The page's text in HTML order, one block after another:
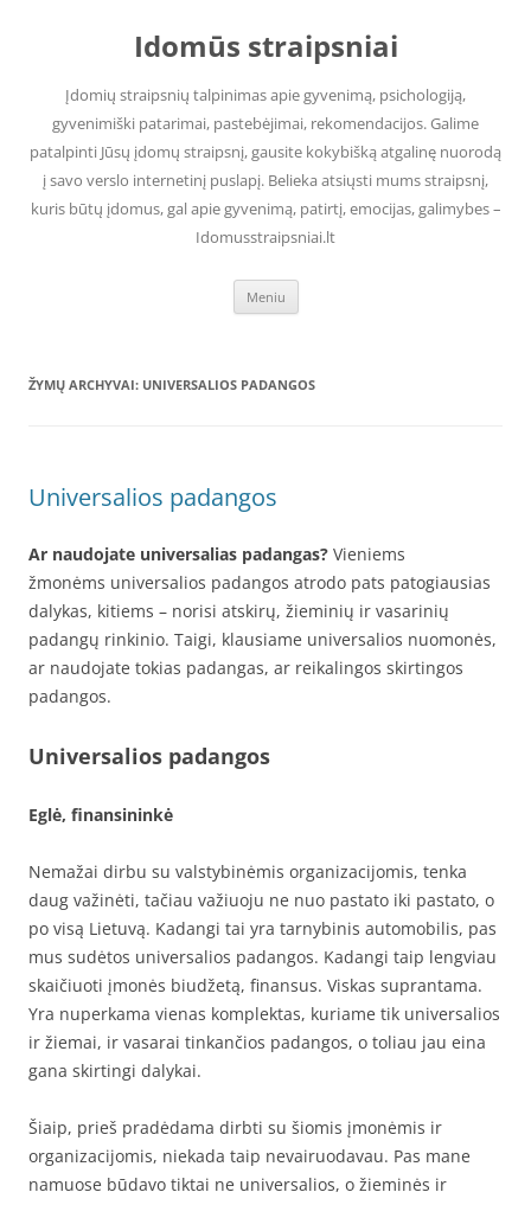
Idomūs straipsniai
Įdomių straipsnių talpinimas apie gyvenimą, psichologiją,
gyvenimiški patarimai, pastebėjimai, rekomendacijos. Galime
patalpinti Jūsų įdomų straipsnį, gausite kokybišką atgalinę nuorodą
į savo verslo internetinį puslapį. Belieka atsiųsti mums straipsnį,
kuris būtų įdomus, gal apie gyvenimą, patirtį, emocijas, galimybes –
Idomusstraipsniai.lt
Meniu
ŽYMŲ ARCHYVAI: UNIVERSALIOS PADANGOS
Universalios padangos
Ar naudojate universalias padangas? Vieniems
žmonėms universalios padangos atrodo pats patogiausias
dalykas, kitiems – norisi atskirų, žieminių ir vasarinių
padangų rinkinio. Taigi, klausiame universalios nuomonės,
ar naudojate tokias padangas, ar reikalingos skirtingos
padangos.
Universalios padangos
Eglė, finansininkė
Nemažai dirbu su valstybinėmis organizacijomis, tenka
daug važinėti, tačiau važiuoju ne nuo pastato iki pastato, o
po visą Lietuvą. Kadangi tai yra tarnybinis automobilis, pas
mus sudėtos universalios padangos. Kadangi taip lengviau
skaičiuoti įmonės biudžetą, finansus. Viskas suprantama.
Yra nuperkama vienas komplektas, kuriame tik universalios
ir žiemai, ir vasarai tinkančios padangos, o toliau jau eina
gana skirtingi dalykai.
Šiaip, prieš pradėdama dirbti su šiomis įmonėmis ir
organizacijomis, niekada taip nevairuodavau. Pas mane
namuose būdavo tiktai ne universalios, o žieminės ir